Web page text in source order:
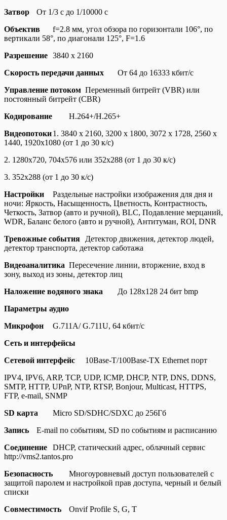
Затвор
От 1/3 с до 1/10000 с
Объектив
f=2.8 мм, угол обзора по горизонтали 106°, по
вертикали 58°, по диагонали 125°, F=1.6
Разрешение 3840 x 2160
Скорость передачи данных
От 64 до 16333 кбит/с
Управление потоком Переменный битрейт (VBR) или
постоянный битрейт (CBR)
Кодирование
H.264+/H.265+
Видеопотоки1. 3840 x 2160, 3200 x 1800, 3072 x 1728, 2560 x
1440, 1920x1080 (от 1 до 30 к/с)
2. 1280х720, 704x576 или 352x288 (от 1 до 30 к/с)
3. 352x288 (от 1 до 30 к/с)
Настройки
Раздельные настройки изображения для дня и
ночи: Яркость, Насыщенность, Цветность, Контрастность,
Четкость, Затвор (авто и ручной), BLC, Подавление мерцаний,
WDR, Баланс белого (авто и ручной), Антитуман, ROI, DNR
Тревожные события
Детектор движения, детектор людей,
детектор транспорта, детектор саботажа
Видеоаналитика Пересечение линии, вторжение, вход в
зону, выход из зоны, детектор лиц
Наложение водяного знака
До 128х128 24 бит bmp
Параметры аудио
Микрофон
G.711A/ G.711U, 64 кбит/с
Сеть и интерфейсы
Сетевой интерфейс
10Base-T/100Base-TX Ethernet порт
IPV4, IPV6, ARP, TCP, UDP, ICMP, DHCP, NTP, DNS, DDNS,
SMTP, HTTP, UPnP, NTP, RTSP, Bonjour, Multicast, HTTPS,
FTP, e-mail, SNMP
SD карта
Micro SD/SDHC/SDXC до 256Гб
Запись
E-mail по событиям, SD по событиям и расписанию
Соединение
DHCP, статический адрес, облачный сервис
http://vms2.tantos.pro
Безопасность
Многоуровневый доступ пользователей с
защитой паролем и настройкой прав доступа, черный и белый
списки
Совместимость
Onvif Profile S, G, T